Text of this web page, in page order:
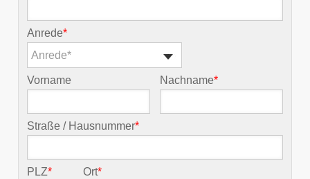
Anrede*
Anrede*
Vorname Nachname*
Straße / Hausnummer*
PLZ* Ort*